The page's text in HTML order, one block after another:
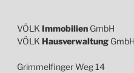
VÖLK Immobilien GmbH
VÖLK Hausverwaltung GmbH
Grimmelfinger Weg 14